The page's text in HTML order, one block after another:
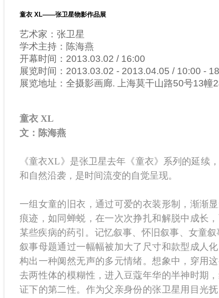
童衣 XL——张卫星物影作品展
艺术家：张卫星
学术主持：陈海燕
开幕时间：2013.03.02 / 16:00
展览时间：2013.03.02 - 2013.04.05 / 10:00 -
展览地址：全摄影画廊. 上海莫干山路50号13幢
童衣 XL
文：陈海燕
《童衣XL》是张卫星去年《童衣》系列的延续
和自然沿袭，是时间流变的自觉呈现。
一组女童的旧衣，通过可爱的衣装形制，渐渐
痕迹，如同蝉蜕，在一次次挣扎和解脱中成长
某些疾病的药引。记忆叙事、怀旧叙事、女童
叙事母题通过一幅幅被加大了尺寸和款型成人
构出一种阒然无声的多元情绪。想象中，穿用
去两性体的模糊性，进入豆蔻年华的半神时期
证下的第二性。作为父亲身份的张卫星用目光